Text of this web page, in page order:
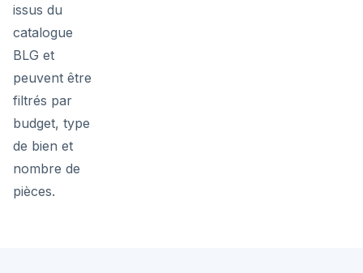
issus du
catalogue
BLG et
peuvent être
filtrés par
budget, type
de bien et
nombre de
pièces.